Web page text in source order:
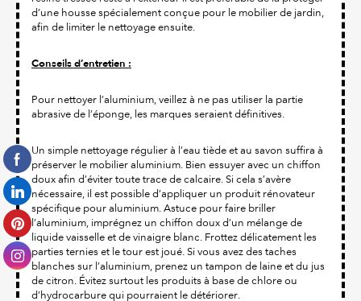
d’une housse spécialement conçue pour le mobilier de jardin,
afin de limiter le nettoyage ensuite.
Conseils d’entretien :
Pour nettoyer l’aluminium, veillez à ne pas utiliser la partie
abrasive de l’éponge, les marques seraient définitives.
Un simple nettoyage régulier à l’eau tiède et au savon suffira à
préserver le mobilier aluminium. Bien essuyer avec un chiffon
doux afin d’éviter toute trace de calcaire. Si cela s’avère
nécessaire, il est possible d’appliquer un produit rénovateur
spécifique pour aluminium. Astuce pour faire briller
l’aluminium, imprégnez un chiffon doux d’un mélange de
liquide vaisselle et de vinaigre blanc. Frottez délicatement les
parties ternies et le tour est joué. Si vous avez des taches
blanches sur l’aluminium, prenez un tampon de laine et du jus
de citron. Évitez surtout les produits à base de chlore ou
d’hydrocarbure qui pourraient le détériorer.